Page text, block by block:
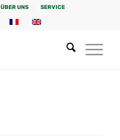
ÜBER UNS SERVICE